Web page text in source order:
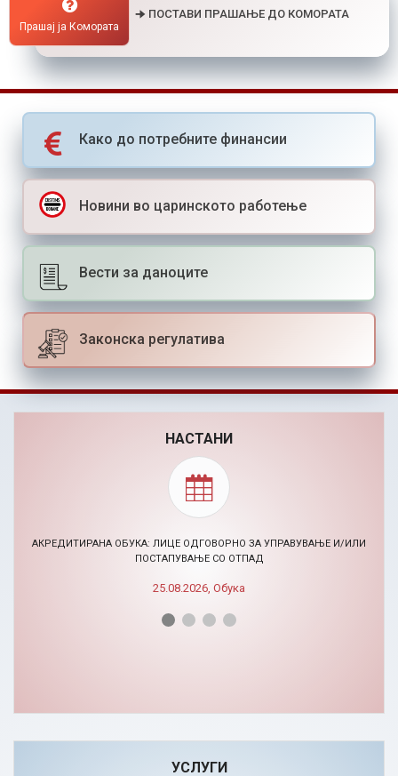
Прашај ја Комората
🠊 ПОСТАВИ ПРАШАЊЕ ДО КОМОРАТА
Како до потребните финансии
Новини во царинското работење
Вести за даноците
Законска регулатива
НАСТАНИ
АКРЕДИТИРАНА ОБУКА: ЛИЦЕ ОДГОВОРНО ЗА УПРАВУВАЊЕ И/ИЛИ
ПОСТАПУВАЊЕ СО ОТПАД
25.08.2026, Обука
УСЛУГИ